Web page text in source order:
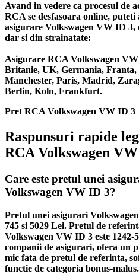
Avand in vedere ca procesul de
RCA se desfasoara online,
asigurare Volkswagen VW ID
dar si din strainatate:
Asigurare RCA Volkswagen
Britanie, UK, Germania,
Manchester, Paris, Madrid,
Berlin, Koln, Frankfurt.
Pret RCA Volkswagen VW ID 3
Raspunsuri rapide
RCA Volkswagen
Care este pretul unei
Volkswagen VW ID 3?
Pretul unei asigurari
745 si 5029 Lei. Pretul de
Volkswagen VW ID 3 este 1242-
companii de asigurari, ofera un
mic fata de pretul de referinta,
functie de categoria bonus-malus.